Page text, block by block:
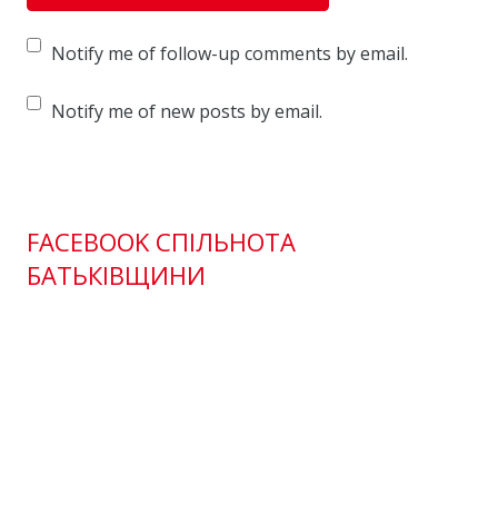
Notify me of follow-up comments by email.
Notify me of new posts by email.
FACEBOOK СПІЛЬНОТА
БАТЬКІВЩИНИ